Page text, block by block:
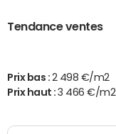
Tendance ventes
Prix bas : 2 498 €/m2
Prix haut :3 466 €/m2